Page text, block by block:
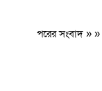
পরের সংবাদ» »